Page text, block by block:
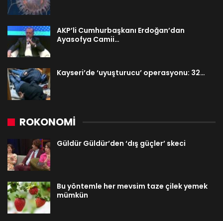
AKP’li Cumhurbaşkanı Erdoğan’dan
Ayasofya Camii…
Kayseri’de ‘uyuşturucu’ operasyonu: 32…
ROKONOMİ
Güldür Güldür’den ‘dış güçler’ skeci
Bu yöntemle her mevsim taze çilek yemek
mümkün